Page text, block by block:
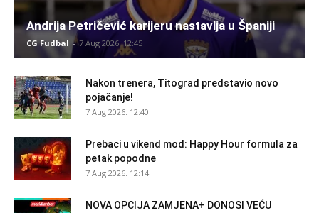
Andrija Petričević karijeru nastavlja u Španiji
CG Fudbal - 7 Aug 2026. 12:45
Nakon trenera, Titograd predstavio novo
pojačanje!
7 Aug 2026. 12:40
Prebaci u vikend mod: Happy Hour formula za
petak popodne
7 Aug 2026. 12:14
NOVA OPCIJA ZAMJENA+ DONOSI VEĆU